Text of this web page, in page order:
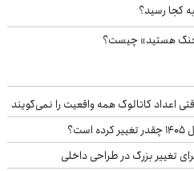
کجا رسید؟
هستید» چیست؟
اعداد کاتالوگ همه واقعیت را نمی‌گویند
تغییر بزرگ در طراحی داخلی